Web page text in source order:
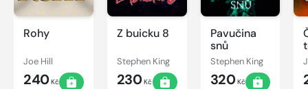
Rohy
Joe Hill
240Kč
Z buicku 8
Stephen King
230Kč
Pavučina
snů
Stephen King
320Kč